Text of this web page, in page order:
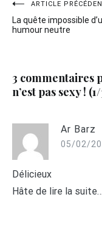
Navigation
de
ARTICLE
La quête impossible
humour neutre
3 commentaires
n’est pas sexy !
Ar Barz
05/02/
Délicieux
Hâte de lire la suite…